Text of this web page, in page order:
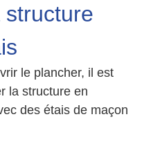
structure
le plancher, il est
la structure en
des étais de maçon